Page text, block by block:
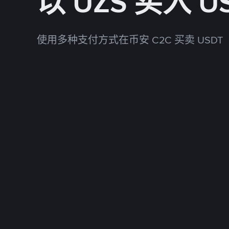
使用多种支付方式在币安 C2C 买卖 USDT